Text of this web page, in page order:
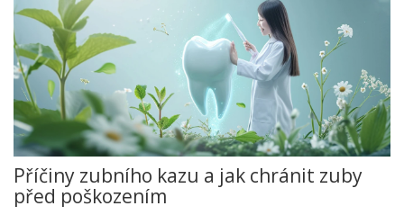
Příčiny zubního kazu a jak chránit zuby
před poškozením